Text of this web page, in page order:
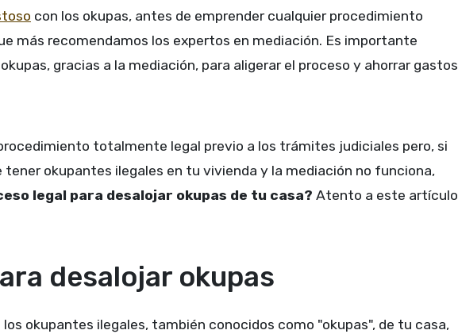
con los okupas, antes de emprender cualquier procedimiento
más recomendamos los expertos en mediación. Es importante
gracias a la mediación, para aligerar el proceso y ahorrar gastos
totalmente legal previo a los trámites judiciales pero, si
okupantes ilegales en tu vivienda y la mediación no funciona,
legal para desalojar okupas de tu casa? Atento a este artículo
desalojar okupas
los okupantes ilegales, también conocidos como "okupas", de tu casa,